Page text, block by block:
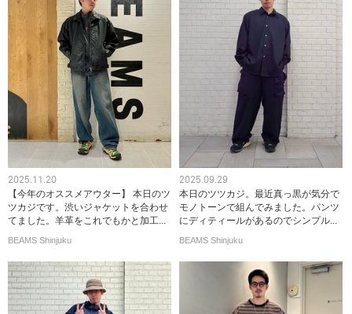
2025.11.20
【今年のオススメアウター】 本日のツ
ツカジです。渋いジャケットを合わせ
てました。羊革をこれでもかと加工...
BEAMS Shinjuku
2025.09.29
本日のツツカジ。最近真っ黒が気分で
モノトーンで組んでみました。パンツ
にディティールがあるのでシンプル...
BEAMS Shinjuku